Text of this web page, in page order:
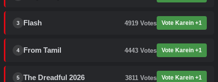
3 Flash 4919 Votes Vote Karein +1
4 From Tamil 4443 Votes Vote Karein +1
5 The Dreadful 2026 3811 Votes Vote Karein +1